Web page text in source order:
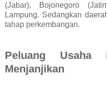
(Jabar), Bojonegoro
Lampung. Sedangkan
tahap perkembangan.
Peluang Usaha
Menjanjikan